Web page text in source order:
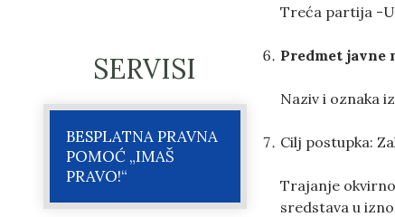
SERVISI
BESPLATNA PRAVNA
POMOĆ „IMAŠ
PRAVO!“
Treća partija -
Predmet javne
Naziv i oznaka
Cilj postupka:
Trajanje
sredstava u